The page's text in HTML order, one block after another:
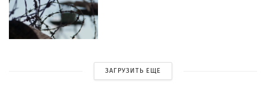
ЗАГРУЗИТЬ ЕЩЕ